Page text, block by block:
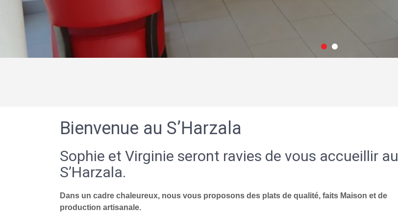
Bienvenue au S’Harzala
Sophie et Virginie seront ravies de vous accueillir au
S’Harzala.
Dans un cadre chaleureux, nous vous proposons des plats de qualité, faits Maison et de
production artisanale.